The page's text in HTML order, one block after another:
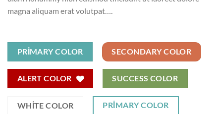
magna aliquam erat volutpat….
PRIMARY COLOR SECONDARY COLOR
ALERT COLOR SUCCESS COLOR
WHITE COLOR PRIMARY COLOR